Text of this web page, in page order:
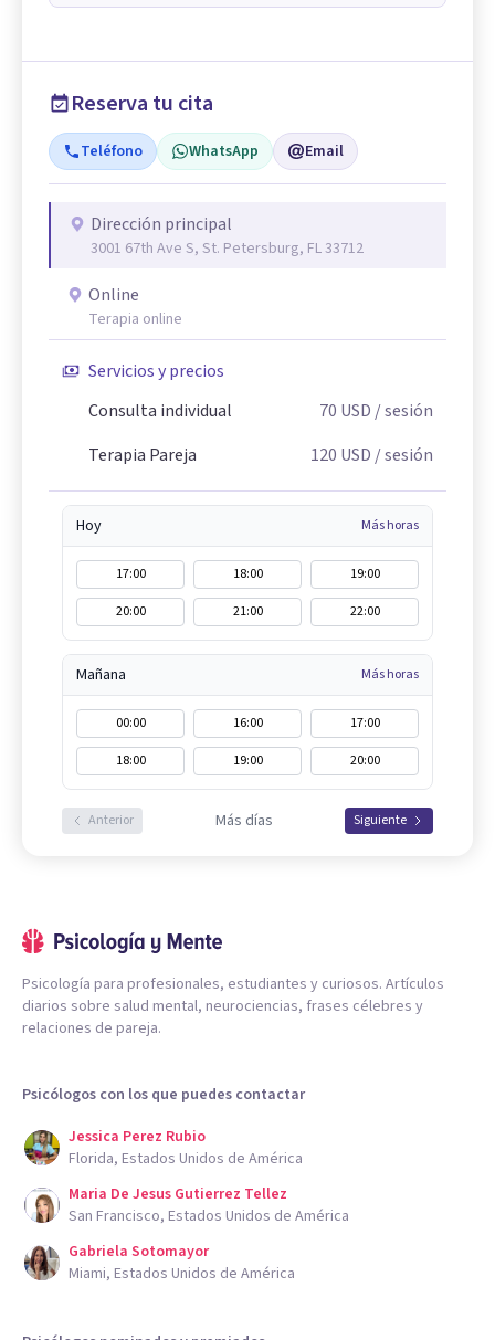
Reserva tu cita
Teléfono WhatsApp Email
Dirección principal
3001 67th Ave S, St. Petersburg, FL 33712
Online
Terapia online
Servicios y precios
Consulta individual
70 USD / sesión
Terapia Pareja
120 USD / sesión
Hoy Más horas
17:00 18:00
19:00
20:00
21:00 22:00
Mañana Más horas
00:00 16:00
17:00
18:00
19:00 20:00
Anterior Más días Siguiente
Psicología para profesionales, estudiantes y curiosos. Artículos
diarios sobre salud mental, neurociencias, frases célebres y
relaciones de pareja.
Psicólogos con los que puedes contactar
Jessica Perez Rubio
Florida, Estados Unidos de América
Maria De Jesus Gutierrez Tellez
San Francisco, Estados Unidos de América
Gabriela Sotomayor
Miami, Estados Unidos de América